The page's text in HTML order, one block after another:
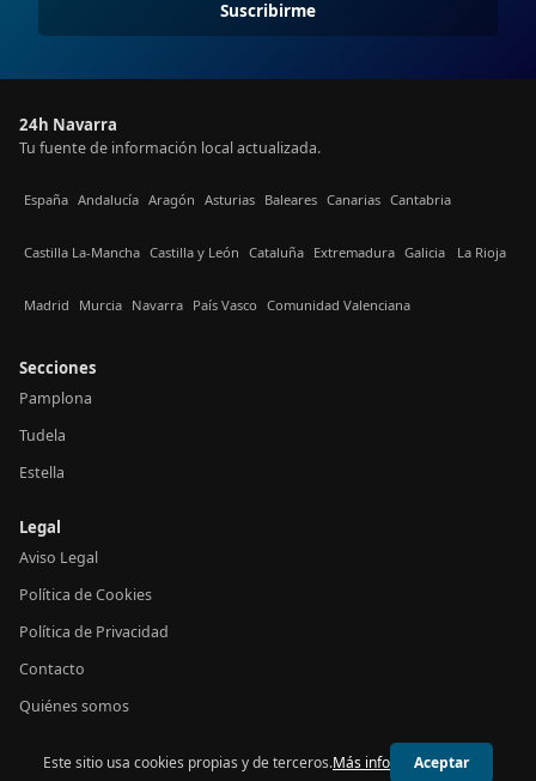
Suscribirme
24h Navarra
Tu fuente de información local actualizada.
España Andalucía Aragón Asturias Baleares Canarias Cantabria
Castilla La-Mancha Castilla y León Cataluña Extremadura Galicia La Rioja
Madrid Murcia Navarra País Vasco Comunidad Valenciana
Secciones
Pamplona
Tudela
Estella
Legal
Aviso Legal
Política de Cookies
Política de Privacidad
Contacto
Quiénes somos
© 2026 24h Navarra
Este sitio usa cookies propias y de terceros.Más info Aceptar